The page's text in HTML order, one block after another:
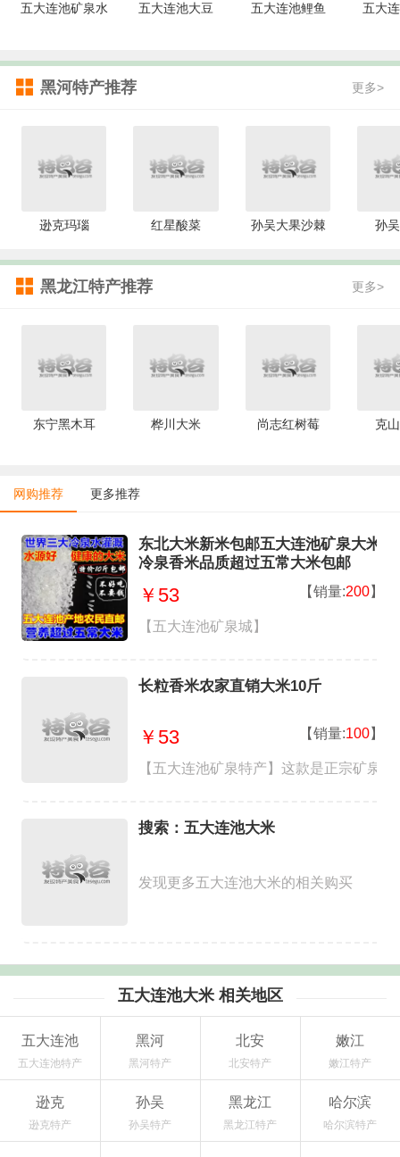
五大连池矿泉水 五大连池大豆 五大连池鲤鱼 五大
黑河特产推荐 更多>
逊克玛瑙 红星酸菜 孙吴大果沙棘 孙
黑龙江特产推荐 更多>
东宁黑木耳 桦川大米 尚志红树莓 克
网购推荐 更多推荐
东北大米新米包邮五大连池矿泉大米
冷泉香米品质超过五常大米包邮
￥53 【销量:200】
【五大连池矿泉城】
长粒香米农家直销大米10斤
￥53 【销量:100】
【五大连池矿泉特产】这款是正宗矿泉
搜索：五大连池大米
发现更多五大连池大米的相关购买
五大连池大米 相关地区
五大连池
五大连池特产
黑河
黑河特产
北安
北安特产
嫩江
嫩江特产
逊克
逊克特产
孙吴
孙吴特产
黑龙江
黑龙江特产
哈尔滨
哈尔滨特产